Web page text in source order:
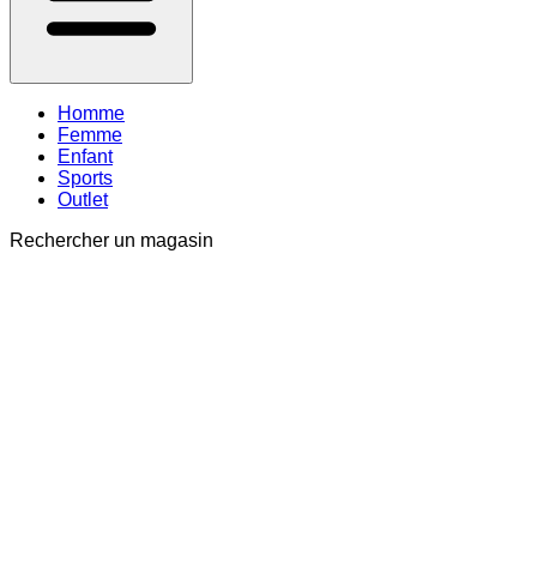
Homme
Femme
Enfant
Sports
Outlet
Rechercher un magasin